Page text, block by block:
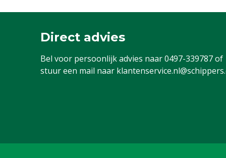
Direct advies
Bel voor persoonlijk advies naar0497-339787of
stuur een mail naar